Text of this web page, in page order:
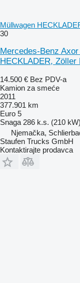
Müllwagen
30
Mercedes-Benz
HECKLADER, Zöller
14.500 € Bez PDV-a
Kamion za smeće
2011
377.901 km
Euro 5
Snaga 286 k.s. (210 kW)
Njemačka,
Staufen Trucks GmbH
Kontaktirajte prodavca